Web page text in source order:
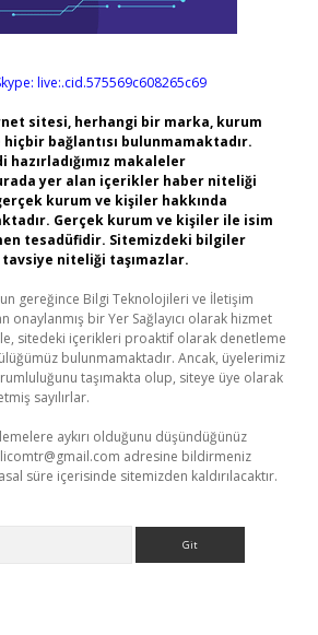
live:.cid.575569c608265c69
sitesi, herhangi bir marka, kurum
bağlantısı bulunmamaktadır.
hazırladığımız makaleler
yer alan içerikler haber niteliği
kurum ve kişiler hakkında
Gerçek kurum ve kişiler ile isim
tesadüfidir. Sitemizdeki bilgiler
niteliği taşımazlar.
gereğince Bilgi Teknolojileri ve İletişim
onaylanmış bir Yer Sağlayıcı olarak hizmet
sitedeki içerikleri proaktif olarak denetleme
bulunmamaktadır. Ancak, üyelerimiz
taşımakta olup, siteye üye olarak
sayılırlar.
aykırı olduğunu düşündüğünüz
adresine bildirmeniz
süre içerisinde sitemizden kaldırılacaktır.